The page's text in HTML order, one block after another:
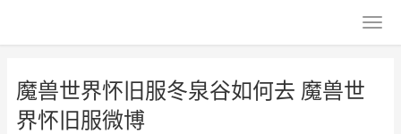
魔兽世界怀旧服冬泉谷如何去 魔兽世
界怀旧服微博